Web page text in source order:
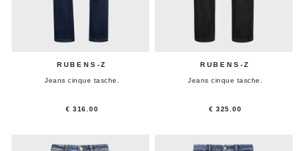
RUBENS-Z
Jeans cinque tasche.
€ 316.00
RUBENS-Z
Jeans cinque tasche.
€ 325.00